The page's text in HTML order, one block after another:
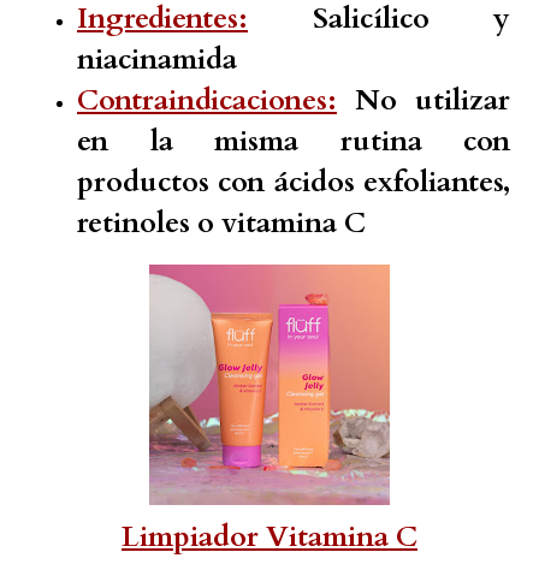
Ingredientes: Salicílico y
niacinamida
Contraindicaciones: No utilizar
en la misma rutina con
productos con ácidos exfoliantes,
retinoles o vitamina C
Limpiador Vitamina C